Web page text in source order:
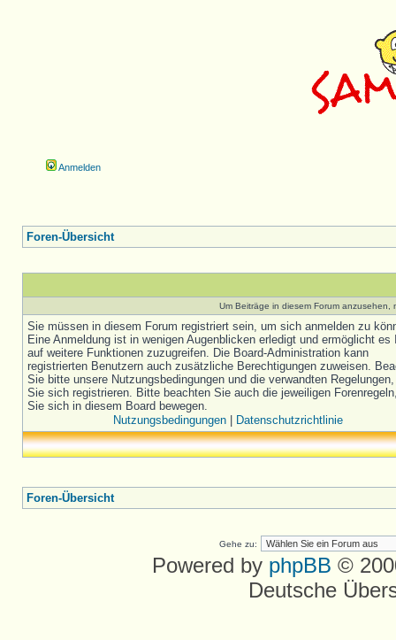
Anmelden
Foren-Übersicht
Um Beiträge in diesem Forum
Sie müssen in diesem Forum registriert sein, um sich anmelden zu
Eine Anmeldung ist in wenigen Augenblicken erledigt und ermöglicht es
auf weitere Funktionen zuzugreifen. Die Board-Administration kann
registrierten Benutzern auch zusätzliche Berechtigungen zuweisen.
Sie bitte unsere Nutzungsbedingungen und die verwandten
Sie sich registrieren. Bitte beachten Sie auch die jeweiligen
Sie sich in diesem Board bewegen.
Nutzungsbedingungen| Datenschutzrichtlinie
Foren-Übersicht
Gehe zu:
Powered by phpBB ©
Deutsche